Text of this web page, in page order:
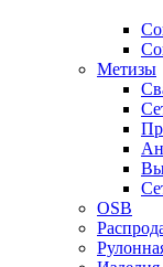
Метизы
OSB